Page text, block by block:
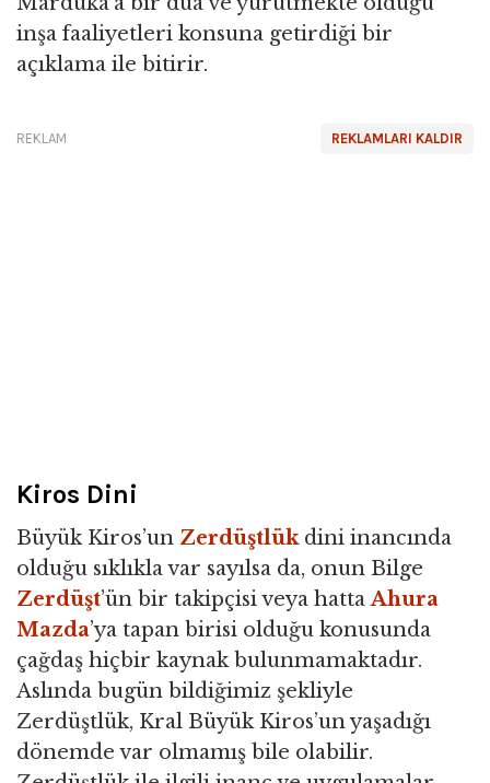
inşa faaliyetleri konsuna getirdiği bir
açıklama ile bitirir.
REKLAMLARI KALDIR
REKLAM
Kiros Dini
Büyük Kiros’un Zerdüştlükdini inancında
olduğu sıklıkla var sayılsa da, onun Bilge
Zerdüşt’ün bir takipçisi veya hattaAhura
Mazda’ya tapan birisi olduğu konusunda
çağdaş hiçbir kaynak bulunmamaktadır.
Aslında bugün bildiğimiz şekliyle
Zerdüştlük, Kral Büyük Kiros’un yaşadığı
dönemde var olmamış bile olabilir.